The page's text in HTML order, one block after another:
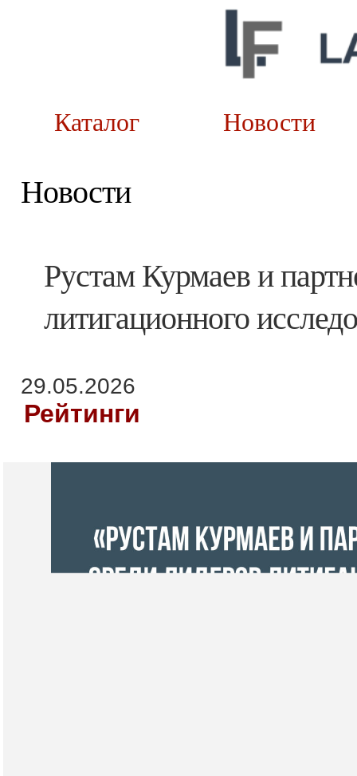
Каталог
Новости
Рустам Курмаев и
литигационного
29.05.2026
Рейтинги